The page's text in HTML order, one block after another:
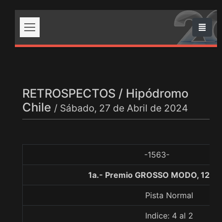
RETROSPECTOS / Hipódromo
Chile / Sábado, 27 de Abril de 2024
-1563-
1a.- Premio GROSSO MODO,
Pista Normal
Indice: 4 al 2